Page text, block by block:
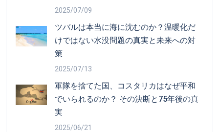
2025/07/09
ツバルは本当に海に沈むのか？温暖化だ
けではない水没問題の真実と未来への対
策
2025/07/13
軍隊を捨てた国、コスタリカはなぜ平和
でいられるのか？ その決断と75年後の真
実
2025/06/21